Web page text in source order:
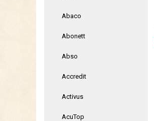
Abaco
Abonett
Abso
Accredit
Activus
AcuTop